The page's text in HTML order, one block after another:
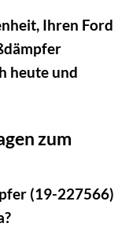
Ihren Ford
heute und
zum
(19-227566)